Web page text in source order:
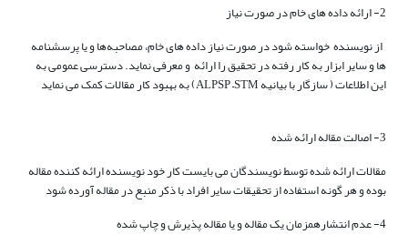
2- ارائه داده های خام در صورت نیاز
از نویسنده خواسته شود در صورت نیاز داده های خام، مصاحبه‌ها و یا پرسشنامه
ها و سایر ابزار به کار رفته در تحقیق را ارائه و معرفی نماید. دسترسی عمومی به
این اطلاعات ( سازگار با بیانیه ALPSP –STM) به بهبود کار مقالات کمک می نماید
3- اصالت مقاله ارائه شده
مقالات ارائه شده توسط نویسندگان می بایست کار خود نویسنده ارائه کننده مقاله
بوده و هر گونه استفاده از تحقیقات سایر افراد با ذکر منبع در مقاله آورده شود
4- عدم انتشارهمزمان یک مقاله و یا مقاله پذیرش و چاپ شده